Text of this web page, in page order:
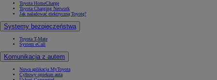
Toyota HomeCharge
Toyota Charging Network
Jak naładować elektryczną Toyotę?
Systemy bezpieczeństwa
Toyota T-Mate
System eCall
Komunikacja z autem
Nowa aplikacja MyToyota
Cyfrowy opiekun auta